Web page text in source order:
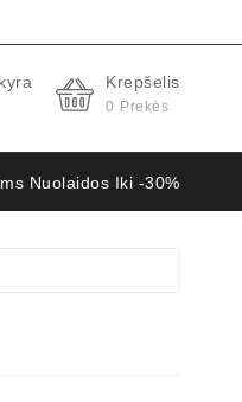
Krepšelis
0 Prekės
Nuolaidos Iki -30%